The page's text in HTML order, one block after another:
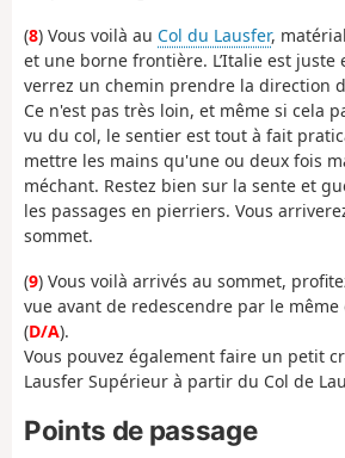
(8) Vous voilà au Col du Lausfer,
et une borne frontière. L’Italie est juste
verrez un chemin prendre la direction
Ce n'est pas très loin, et même si cela
vu du col, le sentier est tout à fait
mettre les mains qu'une ou deux fois
méchant. Restez bien sur la sente et
les passages en pierriers. Vous
sommet.
(9) Vous voilà arrivés au sommet,
vue avant de redescendre par le même
(D/A).
Vous pouvez également faire un petit
Lausfer Supérieur à partir du Col de
Points de passage